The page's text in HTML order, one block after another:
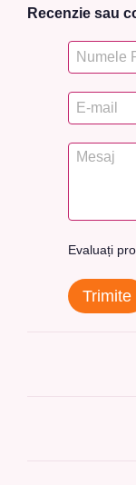
Recenzie sau
Evaluați
Trimite